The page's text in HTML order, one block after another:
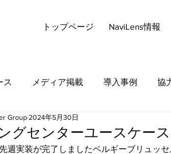
トップページ NaviLens情報
ス メディア掲載 導入事例 協
グセンターユースケース
Group 2024年5月30日
週実装が完了しましたベルギーブリュッ